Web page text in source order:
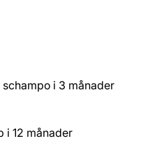
i 3 månader
i 12 månader